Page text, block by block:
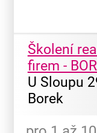
Školení
firem -
U Sloupu
Borek